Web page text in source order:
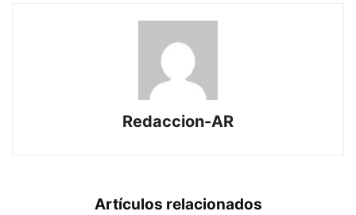
Redaccion-AR
Artículos relacionados